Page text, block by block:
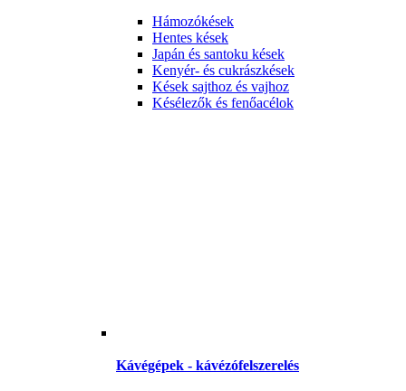
Hámozókések
Hentes kések
Japán és santoku kések
Kenyér- és cukrászkések
Kések sajthoz és vajhoz
Késélezők és fenőacélok
Kávégépek - kávézófelszerelés